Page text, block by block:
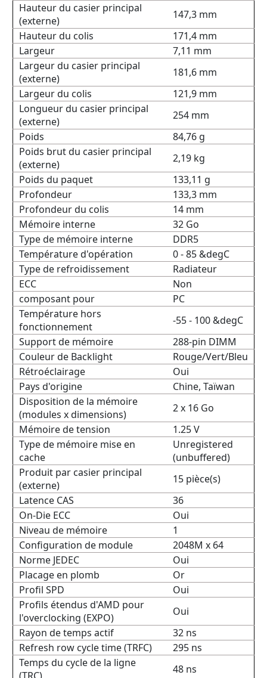
Hauteur du casier principal
(externe)
147,3 mm
Hauteur du colis
171,4 mm
Largeur
7,11 mm
Largeur du casier principal
(externe)
181,6 mm
Largeur du colis
121,9 mm
Longueur du casier principal
(externe)
254 mm
Poids
84,76 g
Poids brut du casier principal
(externe)
2,19 kg
Poids du paquet
133,11 g
Profondeur
133,3 mm
Profondeur du colis
14 mm
Mémoire interne
32 Go
Type de mémoire interne
DDR5
Température d'opération
0 - 85 &degC
Type de refroidissement
Radiateur
ECC
Non
composant pour
PC
Température hors
fonctionnement
-55 - 100 &degC
Support de mémoire
288-pin DIMM
Couleur de Backlight
Rouge/Vert/Bleu
Rétroéclairage
Oui
Pays d'origine
Chine, Taïwan
Disposition de la mémoire
(modules x dimensions)
2 x 16 Go
Mémoire de tension
1.25 V
Type de mémoire mise en
cache
Unregistered
(unbuffered)
Produit par casier principal
(externe)
15 pièce(s)
Latence CAS
36
On-Die ECC
Oui
Niveau de mémoire
1
Configuration de module
2048M x 64
Norme JEDEC
Oui
Placage en plomb
Or
Profil SPD
Oui
Profils étendus d'AMD pour
l'overclocking (EXPO)
Oui
Rayon de temps actif
32 ns
Refresh row cycle time (TRFC)
295 ns
Temps du cycle de la ligne
48 ns